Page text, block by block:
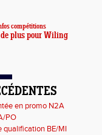
compétitions
plus pour Wiling
en promo N2A
PO
qualification BE/MI